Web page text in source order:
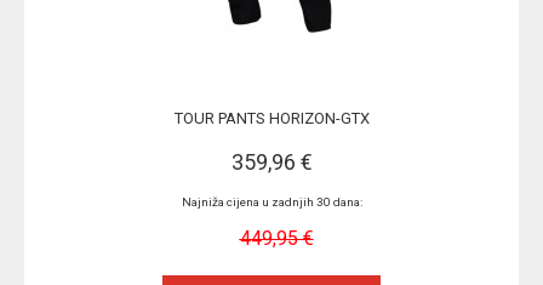
TOUR PANTS HORIZON-GTX
359,96 €
Najniža cijena u zadnjih 30 dana:
449,95 €